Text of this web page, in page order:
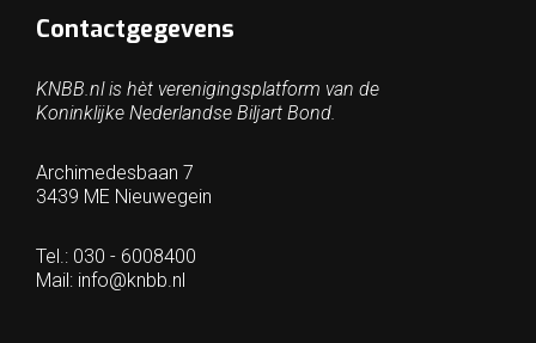
Contactgegevens
KNBB.nl is hèt verenigingsplatform van de
Koninklijke Nederlandse Biljart Bond.
Archimedesbaan 7
3439 ME Nieuwegein
Tel.: 030 - 6008400
Mail: info@knbb.nl